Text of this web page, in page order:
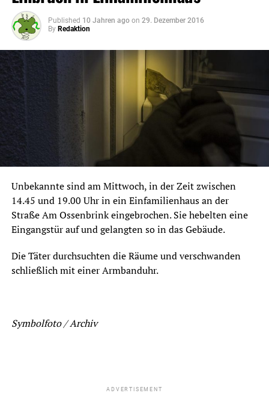
Published 10 Jahren ago on 29. Dezember 2016
By Redaktion
Unbekannte sind am Mittwoch, in der Zeit zwischen
14.45 und 19.00 Uhr in ein Einfamilienhaus an der
Straße Am Ossenbrink eingebrochen. Sie hebelten eine
Eingangstür auf und gelangten so in das Gebäude.
Die Täter durchsuchten die Räume und verschwanden
schließlich mit einer Armbanduhr.
Symbolfoto / Archiv
ADVERTISEMENT